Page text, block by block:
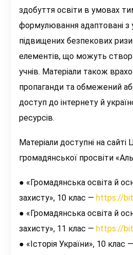
здобуття освіти в умовах
формулювання адаптовані з
підвищених безпекових
елементів, що можуть
учнів. Матеріали також
пропаганди та обмежений
доступ до інтернету й
ресурсів.
Матеріали доступні на сайті
громадянської просвіти
●«Громадянська освіта й
захисту», 10 клас —https://
●«Громадянська освіта й
захисту», 11 клас —https://
●«Історія України», 10 клас —